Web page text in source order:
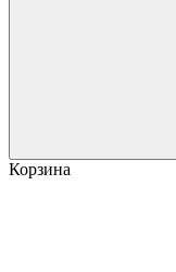
Корзина